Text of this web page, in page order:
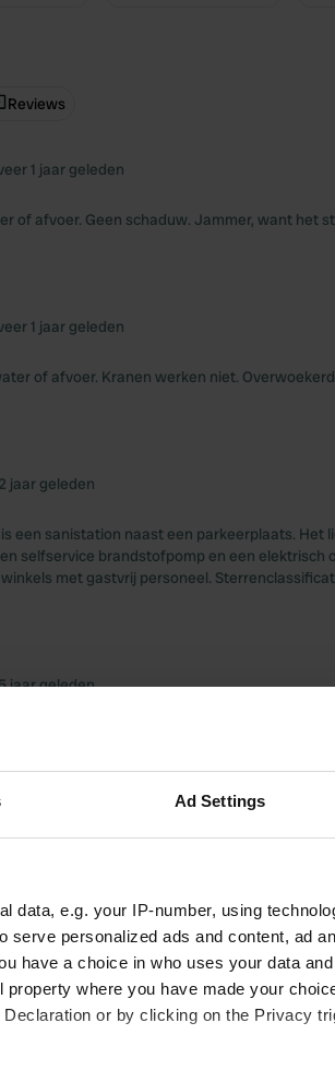
Ad Settings
data, e.g. your IP-number, using
personalized ads and content, ad
have a choice in who uses your data
where you have made your
or by clicking on the Privacy
Reviews
1 jaar geleden
of afvoer. Geen schaduw. Jammer, want het
1 jaar geleden
of afvoer. Kranen werken niet.
jaar geleden
een sanistation naast een parkeerplaats. Het
selfservice brandstofpomp en een elektrisch
met gastvrij personeel.
jaar geleden
—meer dan 6 jaar geleden